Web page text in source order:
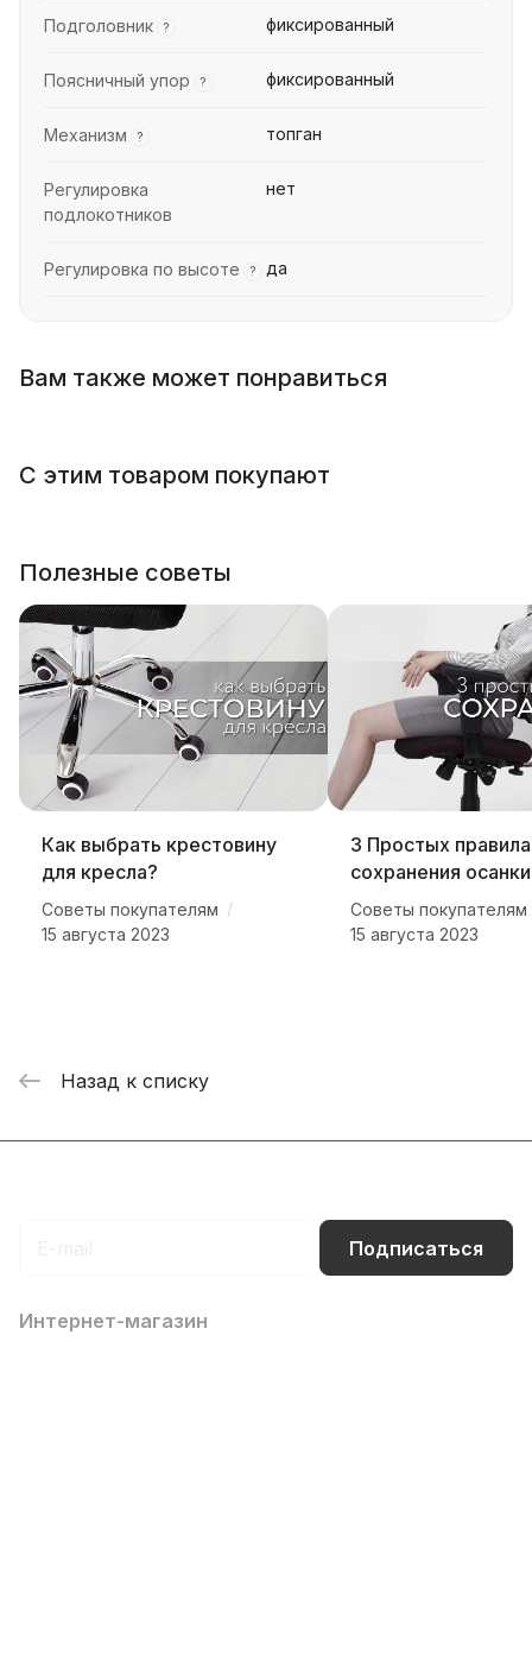
Подголовник ? фиксированный
Поясничный упор ? фиксированный
Механизм ? топган
Регулировка
подлокотников
нет
Регулировка по высоте ? да
Вам также может понравиться
С этим товаром покупают
Полезные советы
Как выбрать крестовину
для кресла?
Советы покупателям /
15 августа 2023
3 Простых правила
сохранения осанки
Советы покупателям
15 августа 2023
Назад к списку
Подписаться
Интернет-магазин